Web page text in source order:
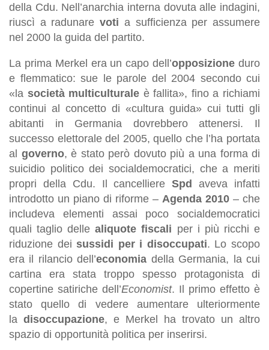
della Cdu. Nell’anarchia interna dovuta alle indagini,
riuscì a radunarevoti a sufficienza per assumere
nel 2000 la guida del partito.
La prima Merkel era un capo dell’opposizione duro
e flemmatico: sue le parole del 2004 secondo cui
«la società multiculturale è fallita», fino a richiami
continui al concetto di «cultura guida» cui tutti gli
abitanti in Germania dovrebbero attenersi. Il
successo elettorale del 2005, quello che l’ha portata
al governo, è stato però dovuto più a una forma di
suicidio politico dei socialdemocratici, che a meriti
propri della Cdu. Il cancelliereSpd aveva infatti
introdotto un piano di riforme – Agenda 2010 – che
includeva elementi assai poco socialdemocratici
quali taglio dellealiquote fiscali per i più ricchi e
riduzione dei sussidi per i disoccupati. Lo scopo
era il rilancio dell’economia della Germania, la cui
cartina era stata troppo spesso protagonista di
copertine satiriche dell’Economist. Il primo effetto è
stato quello di vedere aumentare ulteriormente
la disoccupazione, e Merkel ha trovato un altro
spazio di opportunità politica per inserirsi.